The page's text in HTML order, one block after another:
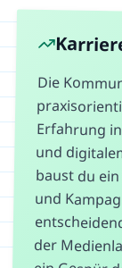
Die
Erfahrung in
und
baust du ein
und
entscheidend
der
ein Gespür